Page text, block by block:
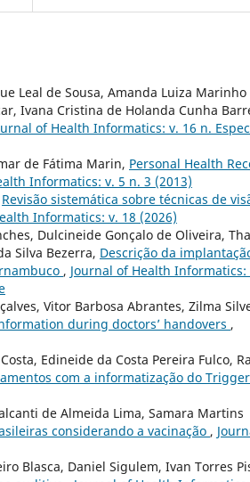
Leal de Sousa, Amanda Luiza Marinho
Ivana Cristina de Holanda Cunha
of Health Informatics: v. 16 n.
de Fátima Marin, Personal Health
Informatics: v. 5 n. 3 (2013)
Revisão sistemática sobre técnicas de
Informatics: v. 18 (2026)
Dulcineide Gonçalo de Oliveira,
Silva Bezerra, Descrição da
, Journal of Health Informatics:
Vitor Barbosa Abrantes, Zilma
during doctors’ handovers ,
Edineide da Costa Pereira Fulco,
com a informatização do Trigger
de Almeida Lima, Samara Martins
considerando a vacinação ,
Blasca, Daniel Sigulem, Ivan Torres